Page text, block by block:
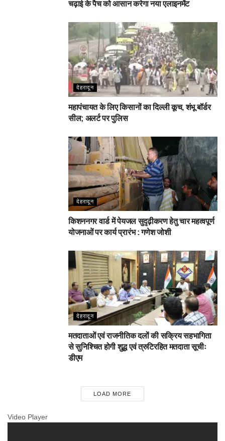
चढ़ाई के पैच को आसान करेगा नया एलाइनमेंट
देहरादून
महापंचायत के लिए किसानों का दिल्ली कूच, शंभू बॉर्डर
सील; अलर्ट पर पुलिस
देहरादून
किशननगर वार्ड में पेयजल सुदृढ़ीकरण हेतु चार महत्वपूर्ण
योजनाओं पर कार्य प्रारंभ : गणेश जोशी
देहरादून
मतदाताओं एवं राजनीतिक दलों की सक्रिय सहभागिता
से सुनिश्चित होगी शुद्ध एवं त्रुटिरहित मतदाता सूचीः
डीएम
LOAD MORE
Video Player